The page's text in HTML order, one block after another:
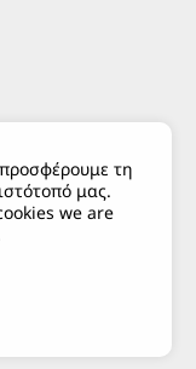
τη
μας.
we are